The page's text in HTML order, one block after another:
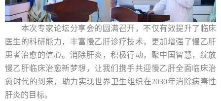
本次专家论坛分享会的圆满召开，不仅有效提升了临床
医生的科研能力，丰富慢乙肝诊疗技术，更加增强了慢乙肝
患者治愈的信心。消除肝炎，积极行动，聚中国智慧，绽放
慢乙肝临床治愈新梦想，让我们携手共迎慢乙肝全面临床治
愈时代的到来，助力实现世界卫生组织在2030年消除病毒性
肝炎的目标。